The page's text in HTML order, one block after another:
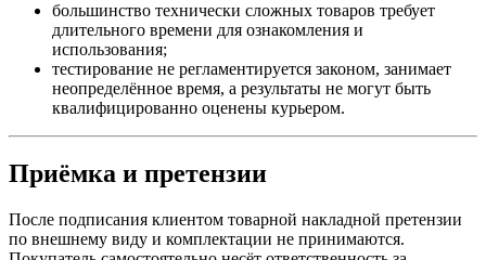
большинство технически сложных товаров требует
длительного времени для ознакомления и
использования;
тестирование не регламентируется законом, занимает
неопределённое время, а результаты не могут быть
квалифицированно оценены курьером.
Приёмка и претензии
После подписания клиентом товарной накладной претензии
по внешнему виду и комплектации не принимаются.